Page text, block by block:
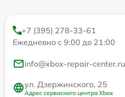
+7 (395) 278-33-61
Ежедневно с 9:00 до 21:00
info@xbox-repair-center.ru
ул. Дзержинского, 25
Адрес сервисного центра Xbox